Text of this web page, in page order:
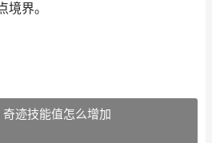
界。
迹技能值怎么增加